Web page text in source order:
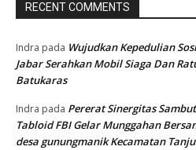
RECENT COMMENTS
Indra pada Wujudkan Kepedulian
Jabar Serahkan Mobil Siaga Dan
Batukaras
Indra pada Pererat Sinergitas
Tabloid FBI Gelar Munggahan
desa gunungmanik Kecamatan